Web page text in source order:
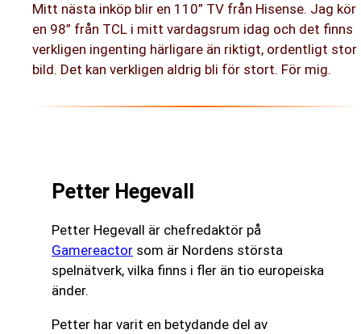
Mitt nästa inköp blir en 110” TV från Hisense. Jag kör
en 98” från TCL i mitt vardagsrum idag och det finns
verkligen ingenting härligare än riktigt, ordentligt stor
bild. Det kan verkligen aldrig bli för stort. För mig.
Petter Hegevall
Petter Hegevall är chefredaktör på
Gamereactor som är Nordens största
spelnätverk, vilka finns i fler än tio europeiska
änder.
Petter har varit en betydande del av